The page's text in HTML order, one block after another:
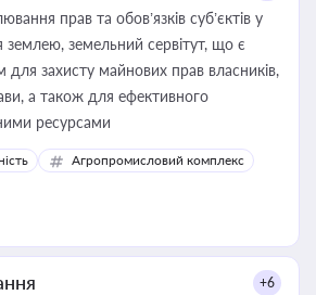
прав та обов’язків суб’єктів у
землею, земельний сервітут, що є
захисту майнових прав власників,
а також для ефективного
ресурсами
Агропромисловий комплекс
+6